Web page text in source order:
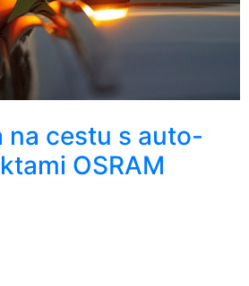
na cestu s auto-
OSRAM